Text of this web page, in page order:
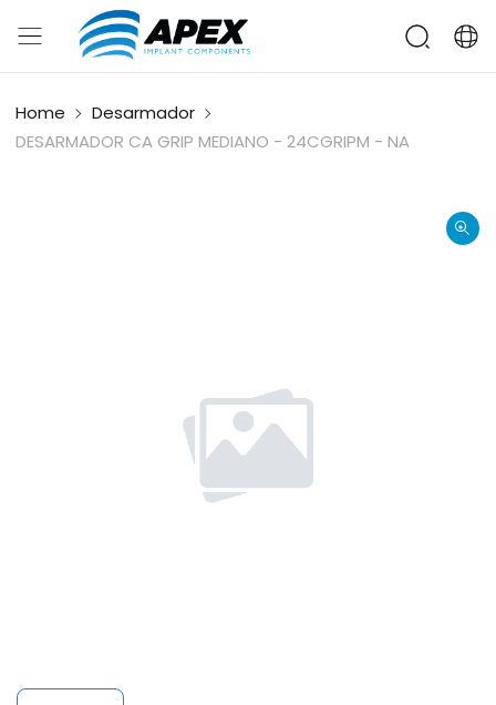
Home
Desarmador
DESARMADOR CA GRIP MEDIANO - 24CGRIPM - NA